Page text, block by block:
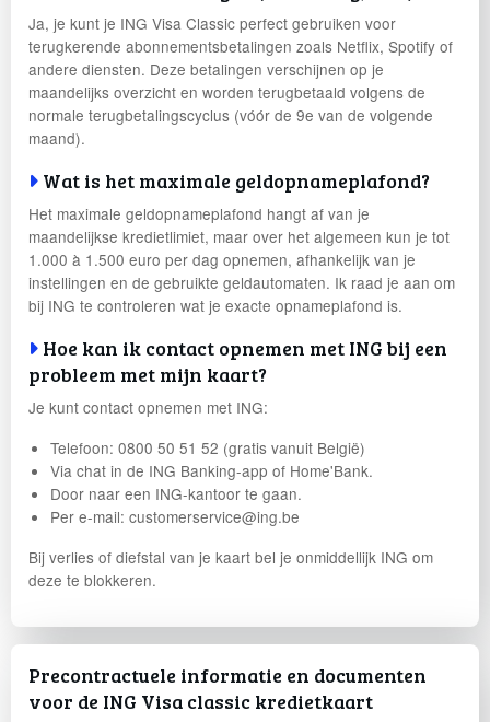
Ja, je kunt je ING Visa Classic perfect gebruiken voor
terugkerende abonnementsbetalingen zoals Netflix, Spotify of
andere diensten. Deze betalingen verschijnen op je
maandelijks overzicht en worden terugbetaald volgens de
normale terugbetalingscyclus (vóór de 9e van de volgende
maand).
Wat is het maximale geldopnameplafond?
Het maximale geldopnameplafond hangt af van je
maandelijkse kredietlimiet, maar over het algemeen kun je tot
1.000 à 1.500 euro per dag opnemen, afhankelijk van je
instellingen en de gebruikte geldautomaten. Ik raad je aan om
bij ING te controleren wat je exacte opnameplafond is.
Hoe kan ik contact opnemen met ING bij een
probleem met mijn kaart?
Je kunt contact opnemen met ING:
Telefoon: 0800 50 51 52 (gratis vanuit België)
Via chat in de ING Banking-app of Home'Bank.
Door naar een ING-kantoor te gaan.
Per e-mail: customerservice@ing.be
Bij verlies of diefstal van je kaart bel je onmiddellijk ING om
deze te blokkeren.
Precontractuele informatie en documenten
voor de ING Visa classic kredietkaart